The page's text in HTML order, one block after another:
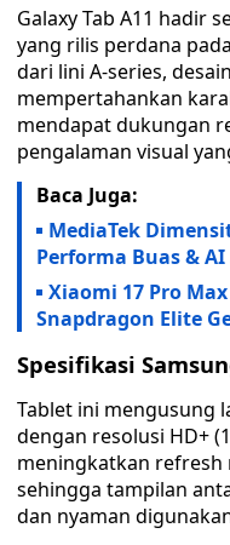
Galaxy Tab A11 hadir
yang rilis perdana
dari lini A-series,
mempertahankan
mendapat dukungan
pengalaman visual
Baca Juga:
MediaTek
Performa Buas &
Xiaomi 17 Pro
Snapdragon Elite
Spesifikasi
Tablet ini mengusung
dengan resolusi HD+
meningkatkan refresh
sehingga tampilan
dan nyaman